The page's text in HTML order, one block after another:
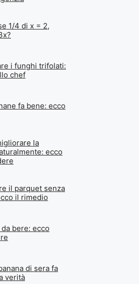
1/4 di x = 2,
i funghi trifolati:
chef
fa bene: ecco
la
ecco
il parquet senza
il rimedio
bere: ecco
di sera fa
verità